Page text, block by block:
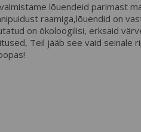
lõuendeid parimast
raamiga,lõuendid on
on ökoloogilisi, erksaid
Teil jääb see vaid seinale